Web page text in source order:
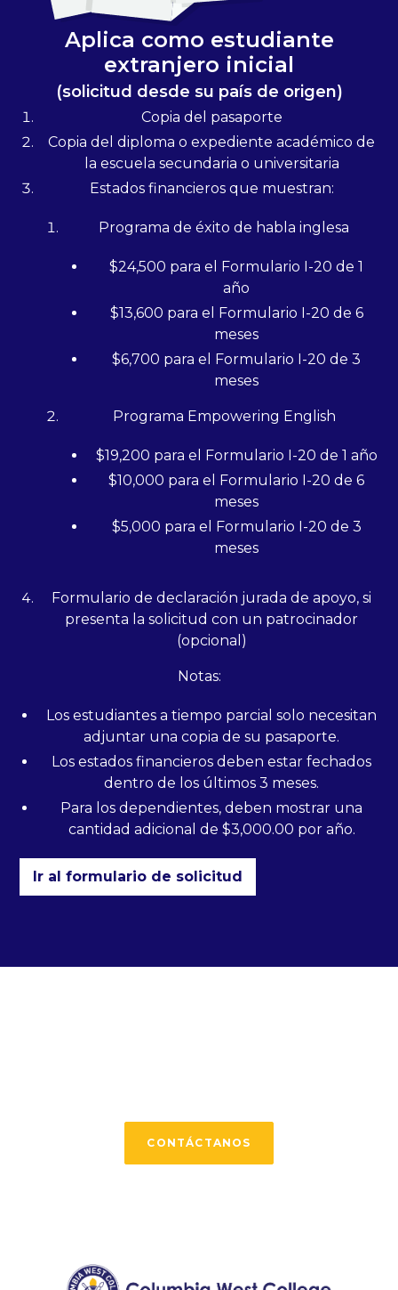
Aplica como estudiante
extranjero inicial
(solicitud desde su país de origen)
Copia del pasaporte
Copia del diploma o expediente académico de
la escuela secundaria o universitaria
Estados financieros que muestran:
Programa de éxito de habla inglesa
$24,500 para el Formulario I-20 de 1
año
$13,600 para el Formulario I-20 de 6
meses
$6,700 para el Formulario I-20 de 3
meses
Programa Empowering English
$19,200 para el Formulario I-20 de 1 año
$10,000 para el Formulario I-20 de 6
meses
$5,000 para el Formulario I-20 de 3
meses
Formulario de declaración jurada de apoyo, si
presenta la solicitud con un patrocinador
(opcional)
Notas:
Los estudiantes a tiempo parcial solo necesitan
adjuntar una copia de su pasaporte.
Los estados financieros deben estar fechados
dentro de los últimos 3 meses.
Para los dependientes, deben mostrar una
cantidad adicional de $3,000.00 por año.
Ir al formulario de solicitud
CONTÁCTANOS